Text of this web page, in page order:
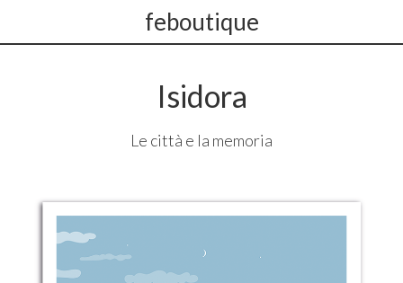
feboutique
Isidora
Le città e la memoria